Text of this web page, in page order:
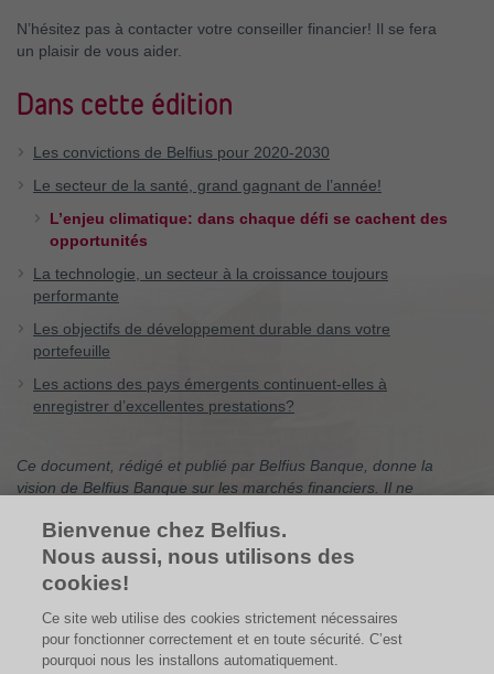
N’hésitez pas à contacter votre conseiller financier! Il se fera
un plaisir de vous aider.
Dans cette édition
Les convictions de Belfius pour 2020-2030
Le secteur de la santé, grand gagnant de l’année!
L’enjeu climatique: dans chaque défi se cachent des
opportunités
La technologie, un secteur à la croissance toujours
performante
Les objectifs de développement durable dans votre
portefeuille
Les actions des pays émergents continuent-elles à
enregistrer d’excellentes prestations?
Ce document, rédigé et publié par Belfius Banque, donne la
vision de Belfius Banque sur les marchés financiers. Il ne
recommandation d’investissement, ni de recherche
indépendante en matière d’investissement. Si vous êtes à la
recherche de conseils en investissement personnalisés, vous
plaisir d’examiner avec vous les effets éventuels de cette vision
sur votre portefeuille d’investissements personnel. Les chiffres
mentionnés sont des instantanés et sont susceptibles d’évoluer.
Bienvenue chez Belfius.
Nous aussi, nous utilisons des
cookies!
Ce site web utilise des cookies strictement nécessaires
pour fonctionner correctement et en toute sécurité. C’est
pourquoi nous les installons automatiquement.